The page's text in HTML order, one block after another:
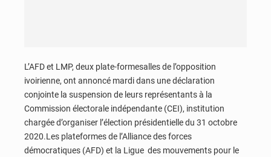
L’AFD et LMP, deux plate-formesalles de l’opposition
ivoirienne, ont annoncé mardi dans une déclaration
conjointe la suspension de leurs représentants à la
Commission électorale indépendante (CEI), institution
chargée d’organiser l’élection présidentielle du 31 octobre
2020.Les plateformes de l’Alliance des forces
démocratiques (AFD) et la Ligue des mouvements pour le